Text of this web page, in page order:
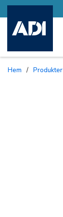
Hem / Produkter